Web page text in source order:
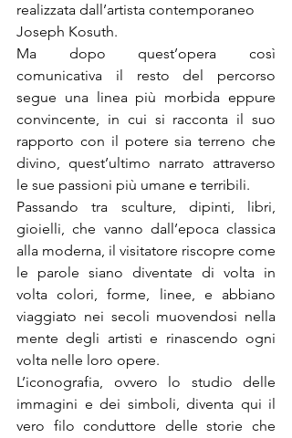
realizzata dall’artista contemporaneo
Joseph Kosuth.
Ma dopo quest’opera così
comunicativa il resto del percorso
segue una linea più morbida eppure
convincente, in cui si racconta il suo
rapporto con il potere sia terreno che
divino, quest’ultimo narrato attraverso
le sue passioni più umane e terribili.
Passando tra sculture, dipinti, libri,
gioielli, che vanno dall’epoca classica
alla moderna, il visitatore riscopre come
le parole siano diventate di volta in
volta colori, forme, linee, e abbiano
viaggiato nei secoli muovendosi nella
mente degli artisti e rinascendo ogni
volta nelle loro opere.
L’iconografia, ovvero lo studio delle
immagini e dei simboli, diventa qui il
vero filo conduttore delle storie che